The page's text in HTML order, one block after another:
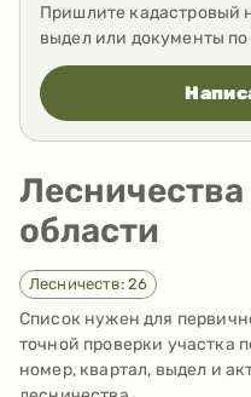
Пришлите кадастровый
выдел или документы по
области
Лесничеств: 26
Список нужен для
точной проверки участка
номер, квартал, выдел и